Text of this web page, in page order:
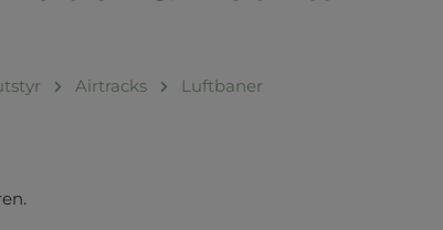
Airtracks Luftbaner